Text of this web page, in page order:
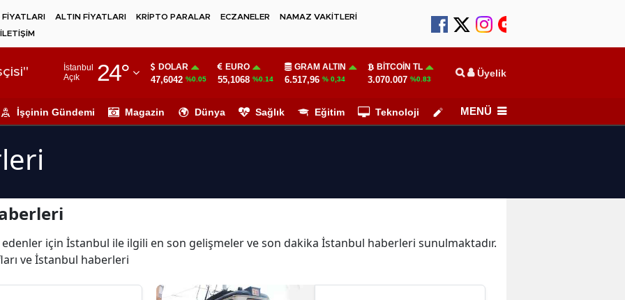
ALTIN FİYATLARI KRİPTO PARALAR ECZANELER
NAMAZ VAKİTLERİ
İLETİŞİM
İstanbul
Açık
24°
Adıyaman
Ağrı
Artvin
DOLAR
47,6042 %0.05
EURO
55,1068 %0.14
GRAM ALTIN
6.517,96 % 0,34
BITCOIN TL
3.070.007 %0.83 Üyelik
İşçinin Gündemi Magazin Dünya Sağlık Eğitim Teknoloji Köşe Yazarları
MENÜ
için İstanbul ile ilgili en son gelişmeler ve son dakika İstanbul haberleri sunulmaktadır.
ve İstanbul haberleri